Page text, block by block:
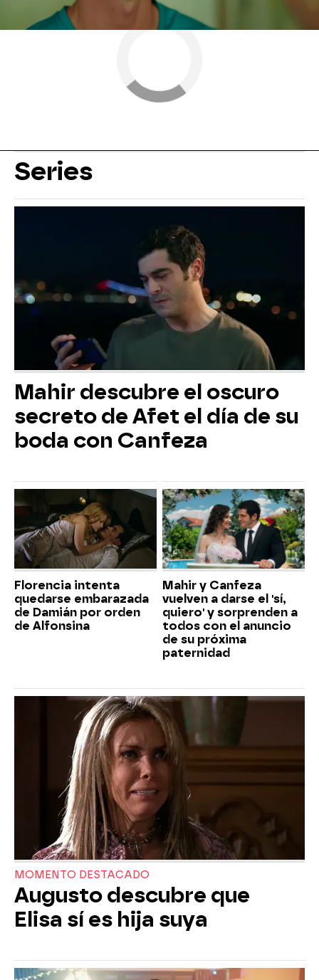
Series
Mahir descubre el oscuro
secreto de Afet el día de su
boda con Canfeza
Florencia intenta
quedarse embarazada
de Damián por orden
de Alfonsina
Mahir y Canfeza
vuelven a darse el 'sí,
quiero' y sorprenden a
todos con el anuncio
de su próxima
paternidad
MOMENTO DESTACADO
Augusto descubre que
Elisa sí es hija suya